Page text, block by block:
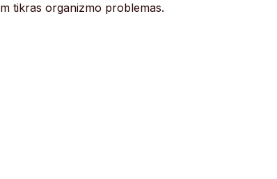
tikras organizmo problemas.